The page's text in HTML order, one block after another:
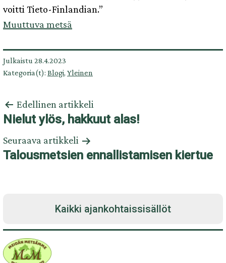
voitti Tieto-Finlandian.”
Muuttuva metsä
Julkaistu 28.4.2023
Kategoria(t): Blogi, Yleinen
Artikkelien
selaus
Edellinen artikkeli
Nielut ylös, hakkuut alas!
Seuraava artikkeli
Talousmetsien ennallistamisen kiertue
Kaikki ajankohtaissisällöt